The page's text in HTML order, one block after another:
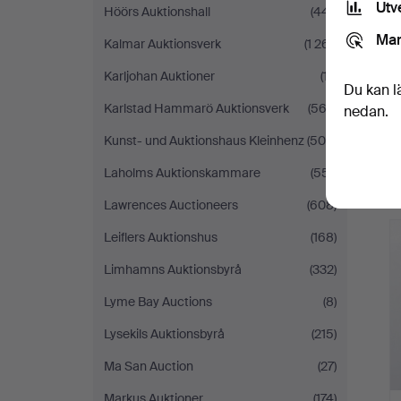
Höörs Auktionshall
(441)
Kalmar Auktionsverk
(1 261)
Karljohan Auktioner
(17)
Karlstad Hammarö Auktionsverk
(563)
Kunst- und Auktionshaus Kleinhenz(505)
Laholms Auktionskammare
(551)
Lawrences Auctioneers
(608)
Leiflers Auktionshus
(168)
Limhamns Auktionsbyrå
(332)
Lyme Bay Auctions
(8)
Lysekils Auktionsbyrå
(215)
Ma San Auction
(27)
Du kan
nedan.